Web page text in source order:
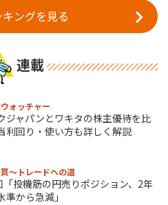
ングを見る
連載
ォッチャー
ジャパンとワキタの株主優待を比
利回り・使い方も詳しく解説
～トレードへの道
「投機筋の円売りポジション、2年
準から急減」